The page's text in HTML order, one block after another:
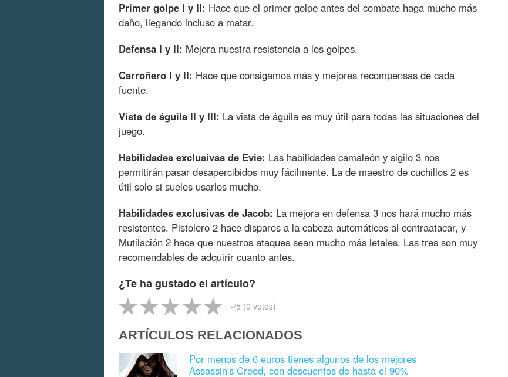
Primer golpe I y II: Hace que el primer golpe antes del combate haga mucho más
daño, llegando incluso a matar.
Defensa I y II: Mejora nuestra resistencia a los golpes.
Carroñero I y II: Hace que consigamos más y mejores recompensas de cada
fuente.
Vista de águila II y III: La vista de águila es muy útil para todas las situaciones del
juego.
Habilidades exclusivas de Evie: Las habilidades camaleón y sigilo 3 nos
permitirán pasar desapercibidos muy fácilmente. La de maestro de cuchillos 2 es
útil solo si sueles usarlos mucho.
Habilidades exclusivas de Jacob: La mejora en defensa 3 nos hará mucho más
resistentes. Pistolero 2 hace disparos a la cabeza automáticos al contraatacar, y
Mutilación 2 hace que nuestros ataques sean mucho más letales. Las tres son muy
recomendables de adquirir cuanto antes.
¿Te ha gustado el artículo?
-/5 (0 votos)
ARTÍCULOS RELACIONADOS
Por menos de 6 euros tienes algunos de los mejores
Assassin's Creed, con descuentos de hasta el 90%